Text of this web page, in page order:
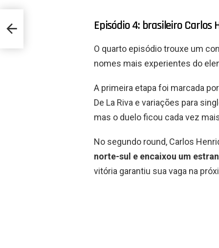
Episódio 4: brasileiro
O quarto episódio trouxe um
nomes mais experientes do
A primeira etapa foi marcada
De La Riva e variações para
mas o duelo ficou cada vez
No segundo round, Carlos
norte-sul e encaixou um
vitória garantiu sua vaga na